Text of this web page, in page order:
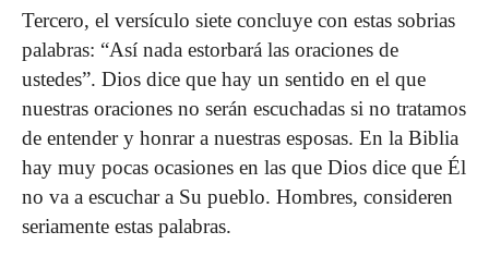
Tercero, el versículo siete concluye con estas sobrias
palabras: “Así nada estorbará las oraciones de
ustedes”. Dios dice que hay un sentido en el que
nuestras oraciones no serán escuchadas si no tratamos
de entender y honrar a nuestras esposas. En la Biblia
hay muy pocas ocasiones en las que Dios dice que Él
no va a escuchar a Su pueblo. Hombres, consideren
seriamente estas palabras.